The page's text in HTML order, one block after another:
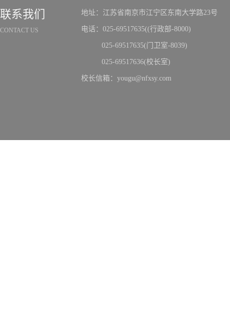
联系我们
CONTACT US
地址：江苏省南京市江宁区东南大学路23号
电话：025-69517635((行政部-8000)
025-69517635(门卫室-8039)
025-69517636(校长室)
校长信箱：yougu@nfxsy.com